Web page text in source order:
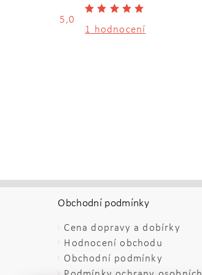
5,0
1 hodnocení
Obchodní podmínky
Cena dopravy a dobírky
Hodnocení obchodu
Obchodní podmínky